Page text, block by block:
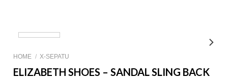
HOME / X-SEPATU
ELIZABETH SHOES – SANDAL SLING BACK